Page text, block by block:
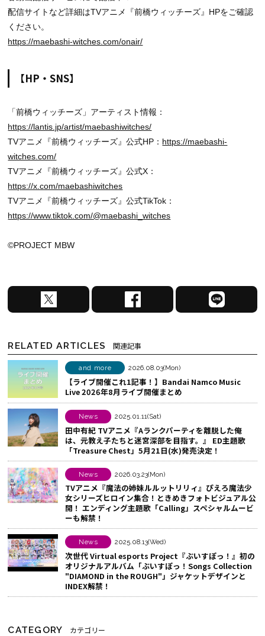
配信サイトなど詳細はTVアニメ『前橋ウィッチーズ』HPをご確認
ください。
https://maebashi-witches.com/onair/
【HP・SNS】
「前橋ウィッチーズ」アーティスト情報：
https://lantis.jp/artist/maebashiwitches/
TVアニメ『前橋ウィッチーズ』公式HP： https://maebashi-
witches.com/
TVアニメ『前橋ウィッチーズ』公式X：
https://x.com/maebashiwitches
TVアニメ『前橋ウィッチーズ』公式TikTok：
https://www.tiktok.com/@maebashi_witches
©PROJECT MBW
X
で
ア
F
a
b
o
o
k
で
シ
ェ
ア
す
る
L
I
シ
ェ
ア
る
RELATED ARTICLES 関連記事
and more 2026.08.03(Mon)
【ライブ開催これ1記事！】Bandai Namco Music
Live 2026年8月ライブ開催まとめ
News 2025.01.11(Sat)
田中有紀 TVアニメ『Aランクパーティを離脱した俺
は、元教え子たちと迷宮深部を目指す。』 ED主題歌
「Treasure Chest」5月21日(水)発売決定！
News 2026.03.23(Mon)
TVアニメ『魔法の姉妹ルルットリリィ』ぴえろ魔法少
女シリーズヒロイン集合！ときめきフォトビジュアル公
開！ エンディング主題歌「Calling」スペシャルムービ
ーも解禁！
News 2025.08.13(Wed)
次世代 Virtual esports Project『ぶいすぽっ！』初の
オリジナルアルバム「ぶいすぽっ！Songs Collection
"DIAMOND in the ROUGH"」ジャケットデザインと
INDEX解禁！
CATEGORY カテゴリー